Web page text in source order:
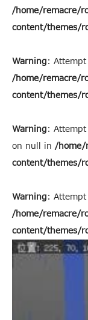
/home/remacre/
content/themes/
Warning:
/home/remacre/
content/themes/
Warning:
on null in /
content/themes/
Warning:
/home/remacre/
content/themes/